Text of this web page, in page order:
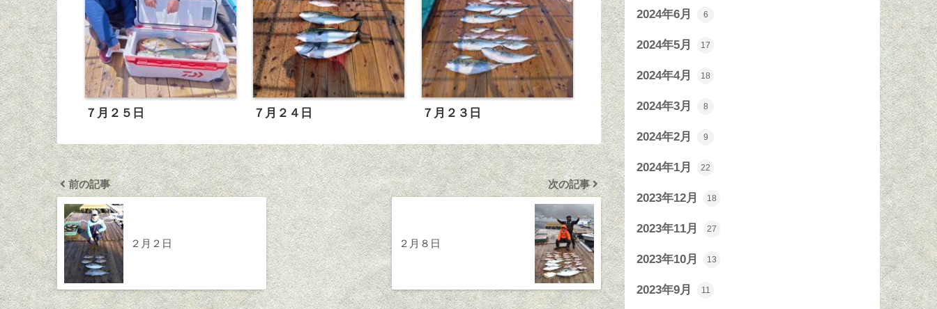
７月２５日 ７月２４日 ７月２３日
前の記事
２月２日
次の記事
２月８日
2024年6月 6
2024年5月 17
2024年4月 18
2024年3月 8
2024年2月 9
2024年1月 22
2023年12月 18
2023年11月 27
2023年10月 13
2023年9月 11